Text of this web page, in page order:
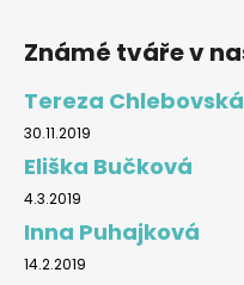
Známé tváře v
Tereza Chlebovská
30.11.2019
Eliška Bučková
4.3.2019
Inna Puhajková
14.2.2019